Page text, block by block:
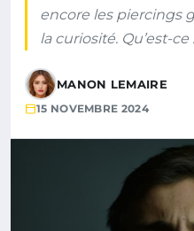
encore les piercings
la curiosité. Qu’est-ce
MANON LEMAIRE
15 NOVEMBRE 2024